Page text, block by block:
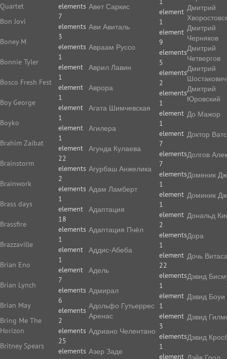
Quartet
elements
Bon Jovi
7
elements
Boney M
3
elements
Bonnie Tyler
1
element
Bosco Fresh Fest
1
element
Boy George
1
element
Boyko
1
element
Brahim Zaibat
1
element
Brainstorm
22
elements
Brainwork
2
elements
Brass days
1
element
Brassfire
18
elements
Brazzaville
1
element
Brian Eno
1
element
Brian Lynch
7
elements
Brian May
6
elements
Bring Me The
Horizon
2
elements
Britney Spears
25
elements
Авет Саркис
element
Ави Авиталь
1
element
Авраам Руссо
9
elements
Аврил Лавин
5
elements
Аврора
2
elements
Агата Шимчевская
1
element
Агилера
1
element
Агунда Кулаева
7
elements
Агурбаш Анжелика
7
elements
Адам Ламберт
1
element
Адаптация
1
element
Адаптация Пчёл
2
elements
Аддис-Абеба
1
element
Адель
22
elements
Адмирал
1
element
Адольфо Гутьеррес
Аренас
1
element
Адриано Челентано
3
elements
Азер Заде
1
element
Дмитрий
Дмитрий
Черняков
Дмитрий
Четвергов
Дмитрий
Шостакович
Дмитрий
Юровский
До Мажор
Доктор
Долгов
Доменик
Доминик
Дональд
Дора
Дочь
Дэвид
Дэвид Боуи
Дэвид
Дэвид